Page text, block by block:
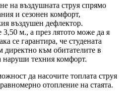
на въздушната струя спрямо
и сезонен комфорт,
въздушен дефлектор.
3,50 м., а през лятото може да я
се гарантира, че студената
директно към обитателите в
техния комфорт.
да насочите топлата струя
отопление на стаята.